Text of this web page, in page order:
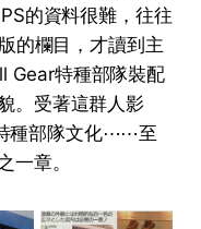
的資料很難，往往
的欄目，才讀到主
Gear特種部隊裝配
。受著這群人影
種部隊文化⋯⋯至
一章。